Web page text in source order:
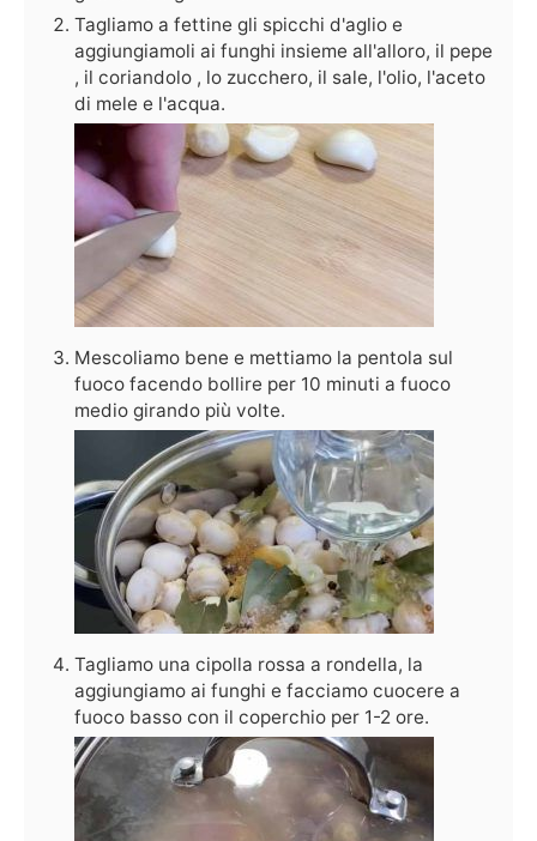
Tagliamo a fettine gli spicchi d'aglio e
aggiungiamoli ai funghi insieme all'alloro, il pepe
, il coriandolo , lo zucchero, il sale, l'olio, l'aceto
di mele e l'acqua.
Mescoliamo bene e mettiamo la pentola sul
fuoco facendo bollire per 10 minuti a fuoco
medio girando più volte.
Tagliamo una cipolla rossa a rondella, la
aggiungiamo ai funghi e facciamo cuocere a
fuoco basso con il coperchio per 1-2 ore.